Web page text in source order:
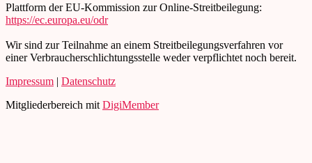
Plattform der EU-Kommission zur Online-Streitbeilegung:
https://ec.europa.eu/odr
Wir sind zur Teilnahme an einem Streitbeilegungsverfahren vor
einer Verbraucherschlichtungsstelle weder verpflichtet noch bereit.
Impressum | Datenschutz
Mitgliederbereich mit DigiMember